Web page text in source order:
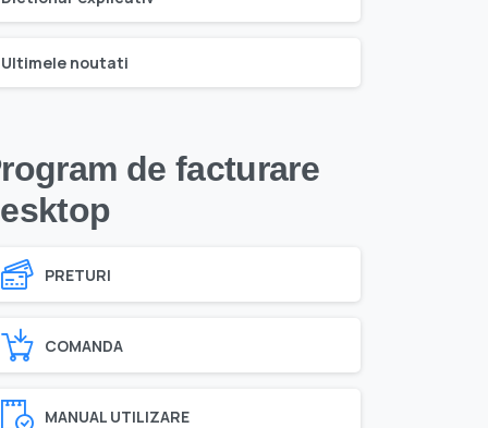
Ultimele noutati
de facturare
PRETURI
COMANDA
MANUAL UTILIZARE